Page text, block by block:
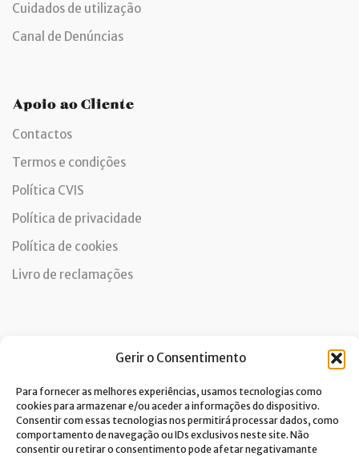
Gerir o Consentimento
Para fornecer as melhores experiências, usamos tecnologias como
cookies para armazenar e/ou aceder a informações do dispositivo.
Consentir com essas tecnologias nos permitirá processar dados, como
comportamento de navegação ou IDs exclusivos neste site. Não
consentir ou retirar o consentimento pode afetar negativamante
Cuidados de utilização
Canal de Denúncias
Apoio ao Cliente
Contactos
Termos e condições
Política CVIS
Política de privacidade
Política de cookies
Livro de reclamações
Dou consentimento ao tratamento de dados e aceito a
política de privacidade.*